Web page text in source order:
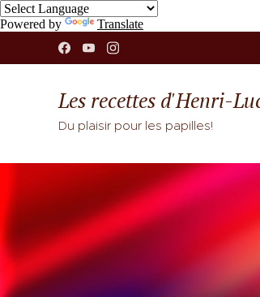
Powered by Translate
Les recettes d'Henri-
Du plaisir pour les papilles!